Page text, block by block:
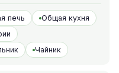
печь
Общая кухня
Чайник